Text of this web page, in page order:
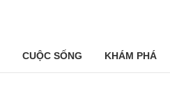
CUỘC SỐNG KHÁM PHÁ